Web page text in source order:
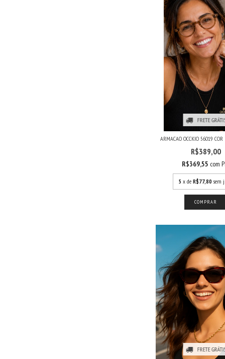
FRETE
ARMACAO OCCKIO 56019 COR
R$389,00
R$369,55 com
5 x deR$77,80 sem
FRETE